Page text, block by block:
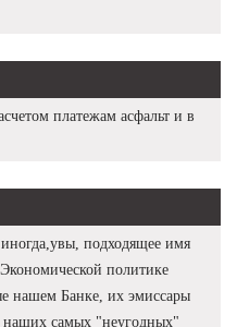
платежам асфальт и в
подходящее имя
политике
нашем Банке, их эмиссары
наших самых "неугодных"